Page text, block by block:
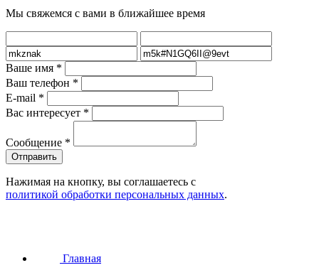
Мы свяжемся с вами в ближайшее время
Ваше имя *
Ваш телефон *
E-mail *
Вас интересует *
Сообщение *
Нажимая на кнопку, вы соглашаетесь с
политикой обработки персональных данных.
Главная